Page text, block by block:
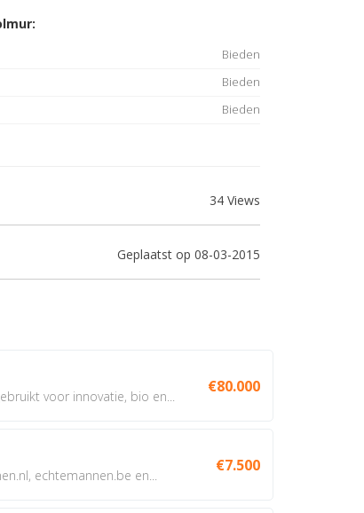
Bieden
Bieden
Bieden
34 Views
Geplaatst op 08-03-2015
voor innovatie, bio en...
€80.000
echtemannen.be en...
€7.500